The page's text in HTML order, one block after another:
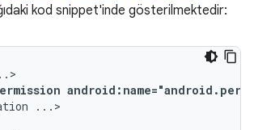
kod snippet'inde gösterilmektedir: